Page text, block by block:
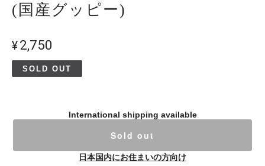
(国産グッピー)
¥2,750
SOLD OUT
International shipping available
Sold out
日本国内にお住まいの方向け